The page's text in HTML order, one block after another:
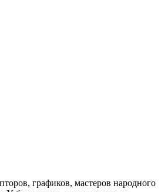
графиков, мастеров народного